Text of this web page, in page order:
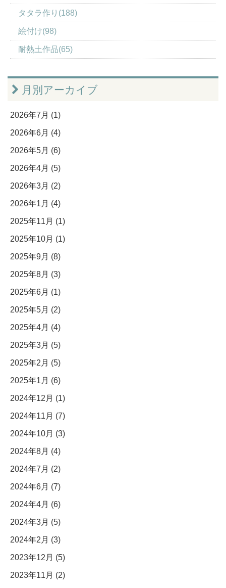
タタラ作り(188)
絵付け(98)
耐熱土作品(65)
月別アーカイブ
2026年7月 (1)
2026年6月 (4)
2026年5月 (6)
2026年4月 (5)
2026年3月 (2)
2026年1月 (4)
2025年11月 (1)
2025年10月 (1)
2025年9月 (8)
2025年8月 (3)
2025年6月 (1)
2025年5月 (2)
2025年4月 (4)
2025年3月 (5)
2025年2月 (5)
2025年1月 (6)
2024年12月 (1)
2024年11月 (7)
2024年10月 (3)
2024年8月 (4)
2024年7月 (2)
2024年6月 (7)
2024年4月 (6)
2024年3月 (5)
2024年2月 (3)
2023年12月 (5)
2023年11月 (2)